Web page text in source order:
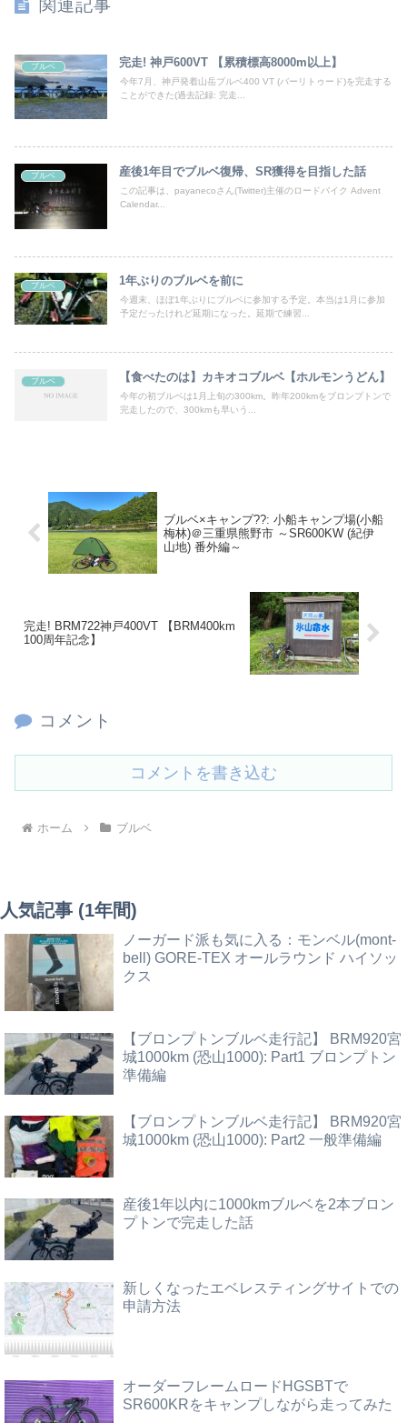
関連記事
ブルベ 完走! 神戸600VT 【累積標高8000m以上】
今年7月、神戸発着山岳ブルベ400 VT (バーリトゥード)を完走する
ことができた(過去記録: 完走...
ブルベ 産後1年目でブルベ復帰、SR獲得を目指した話
この記事は、payanecoさん(Twitter)主催のロードバイク Advent
Calendar...
ブルベ 1年ぶりのブルベを前に
今週末、ほぼ1年ぶりにブルベに参加する予定。本当は1月に参加
予定だったけれど延期になった。延期で練習...
ブルベ 【食べたのは】カキオコブルベ【ホルモンうどん】
今年の初ブルベは1月上旬の300km。昨年200kmをブロンプトンで
完走したので、300kmも早いう...
ブルベ×キャンプ??: 小船キャンプ場(小船
梅林)＠三重県熊野市 ～SR600KW (紀伊
山地) 番外編～
完走! BRM722神戸400VT 【BRM400km
100周年記念】
コメント
コメントを書き込む
ホーム ブルベ
人気記事 (1年間)
ノーガード派も気に入る：モンベル(mont-
bell) GORE-TEX オールラウンド ハイソッ
クス
【ブロンプトンブルベ走行記】 BRM920宮
城1000km (恐山1000): Part1 ブロンプトン
準備編
【ブロンプトンブルベ走行記】 BRM920宮
城1000km (恐山1000): Part2 一般準備編
産後1年以内に1000kmブルベを2本ブロン
プトンで完走した話
新しくなったエベレスティングサイトでの
申請方法
オーダーフレームロードHGSBTで
SR600KRをキャンプしながら走ってみた